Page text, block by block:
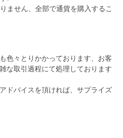
ません、全部で通貨を購入するこ
色々とりかかっております、お客
な取引過程にて処理しております
ドバイスを頂ければ、サプライズ